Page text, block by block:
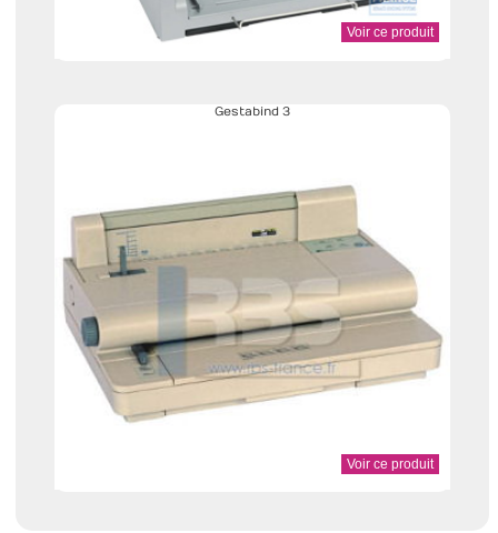
Voir ce produit
Gestabind 3
Voir ce produit